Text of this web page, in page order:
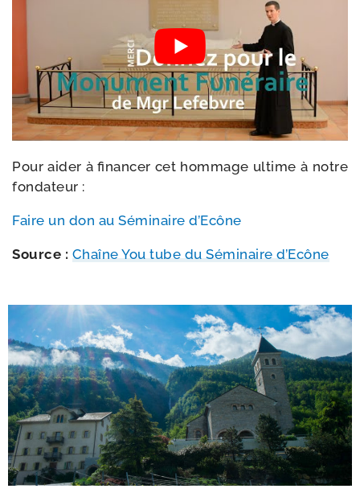
Pour aider à finan­cer cet hom­mage ultime à notre
fondateur :
Faire un don au Séminaire d’Ecône
Source : Chaîne You tube du Séminaire d’Ecône